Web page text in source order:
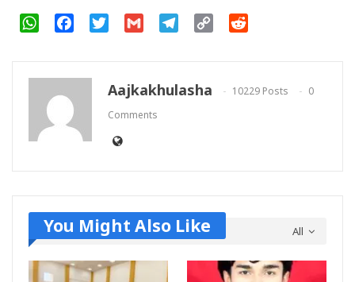
WhatsAppFacebookTwitter Gmail Telegram
Copy
Aajkakhulasha 10229 Posts
0
Comments
All
You Might Also Like